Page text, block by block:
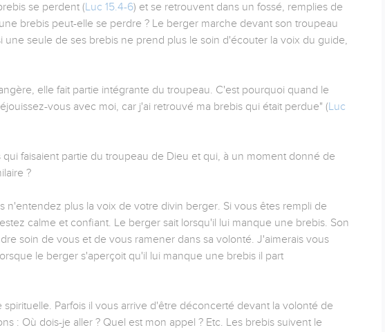
se perdent (Luc 15.4-6) et se retrouvent dans un fossé, remplies de
brebis peut-elle se perdre ? Le berger marche devant son troupeau
une seule de ses brebis ne prend plus le soin d'écouter la voix du guide,
elle fait partie intégrante du troupeau. C'est pourquoi quand le
vous avec moi, car j'ai retrouvé ma brebis qui était perdue" (Luc
faisaient partie du troupeau de Dieu et qui, à un moment donné de
?
n'entendez plus la voix de votre divin berger. Si vous êtes rempli de
calme et confiant. Le berger sait lorsqu'il lui manque une brebis. Son
soin de vous et de vous ramener dans sa volonté. J'aimerais vous
le berger s'aperçoit qu'il lui manque une brebis il part
Parfois il vous arrive d'être déconcerté devant la volonté de
: Où dois-je aller ? Quel est mon appel ? Etc. Les brebis suivent le